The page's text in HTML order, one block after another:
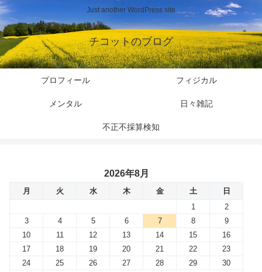
Just another WordPress site
チコットのブログ
プロフィール フィジカル
メンタル 日々雑記
不正不採算検知
2026年8月
月 火 水 木 金 土
日
1
2
3
4 5 6 7 8
9
10
11 12 13 14 15
16
17
18 19 20 21 22
23
24
25 26 27 28 29
30